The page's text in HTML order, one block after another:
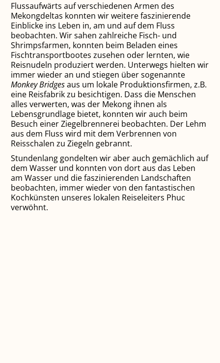
Flussaufwärts auf verschiedenen Armen des
Mekongdeltas konnten wir weitere faszinierende
Einblicke ins Leben in, am und auf dem Fluss
beobachten. Wir sahen zahlreiche Fisch- und
Shrimpsfarmen, konnten beim Beladen eines
Fischtransportbootes zusehen oder lernten, wie
Reisnudeln produziert werden. Unterwegs hielten wir
immer wieder an und stiegen über sogenannte
Monkey Bridgesaus um lokale Produktionsfirmen, z.B.
eine Reisfabrik zu besichtigen. Dass die Menschen
alles verwerten, was der Mekong ihnen als
Lebensgrundlage bietet, konnten wir auch beim
Besuch einer Ziegelbrennerei beobachten. Der Lehm
aus dem Fluss wird mit dem Verbrennen von
Reisschalen zu Ziegeln gebrannt.
Stundenlang gondelten wir aber auch gemächlich auf
dem Wasser und konnten von dort aus das Leben
am Wasser und die faszinierenden Landschaften
beobachten, immer wieder von den fantastischen
Kochkünsten unseres lokalen Reiseleiters Phuc
verwöhnt.